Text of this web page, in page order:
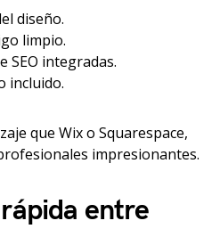
diseño.
limpio.
SEO integradas.
incluido.
que Wix o Squarespace,
impresionantes.
entre